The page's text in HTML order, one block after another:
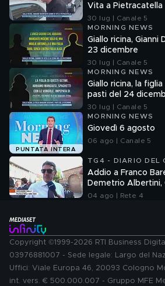
Vita a Pietracatella
30 lug | Canale 5
MORNING NEWS
Giallo ricina, Gianni
23 dicembre
30 lug | Canale 5
MORNING NEWS
Giallo ricina, la
pasti del 24
30 lug | Canale 5
PUNTATA INTERA
MORNING NEWS
Giovedì 6 agosto
06 ago | Canale 5
TG4 - DIARIO DEL
Addio a Franco
Demetrio Albertini,
Giovanni Galli
04 ago | Rete 4
Copyright ©1999-2026 RTI Business
03976881007 - Sede legale: Largo del
Uffici: Viale Europa 46, 20093 Cologno
int. vers. € 500.000.007 - Gruppo MFE